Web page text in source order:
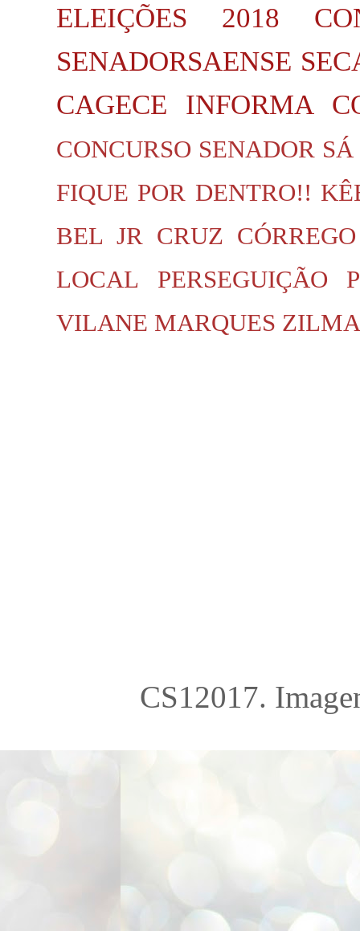
ELEIÇÕES 2018
SENADORSAENSE
CAGECE INFORMA
CONCURSO SENADOR SÁ
FIQUE POR DENTRO!!
BEL JR CRUZ CÓRREGO
LOCAL
PERSEGUIÇÃO
VILANE MARQUES
CS12017.